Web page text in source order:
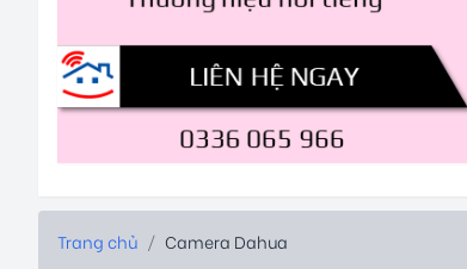
Trang chủ / Camera Dahua